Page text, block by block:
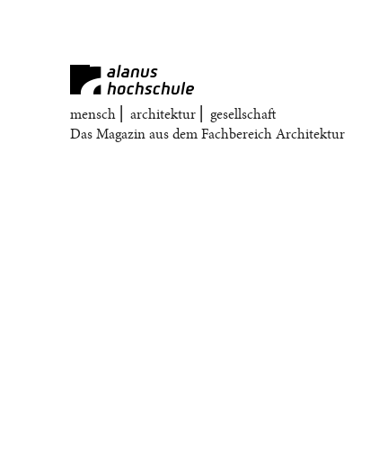
mensch ⎜ architektur ⎜ gesellschaft
Das Magazin aus dem Fachbereich Architektur